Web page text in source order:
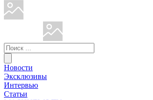
Новости
Эксклюзивы
Интервью
Статьи